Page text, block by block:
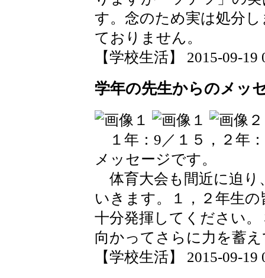
す。念のため実は処分
ておりません。
【学校生活】 2015-09-19
学年の先生からのメッ
１年：9／１５，２年
メッセージです。
体育大会も間近に迫り
いきます。１，２年生
十分発揮してください
向かってさらに力を蓄
【学校生活】 2015-09-19